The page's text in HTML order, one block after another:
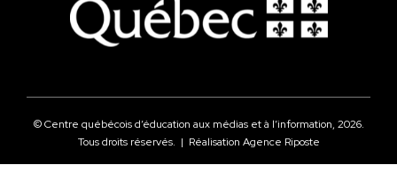
© Centre québécois d’éducation aux médias et à l’information, 2026.
Tous droits réservés. | Réalisation Agence Riposte